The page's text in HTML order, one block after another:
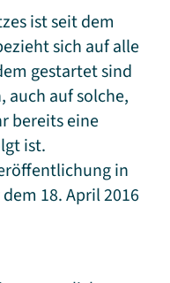
ist seit dem
sich auf alle
gestartet sind
auch auf solche,
bereits eine
ist.
in
18. April 2016